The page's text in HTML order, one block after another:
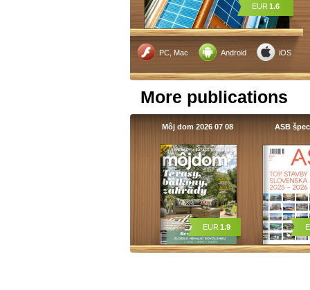
PC, Mac Android iOS
EUR 1.6
More publications
Môj dom 2026 07 08
EUR 1.9
ASB